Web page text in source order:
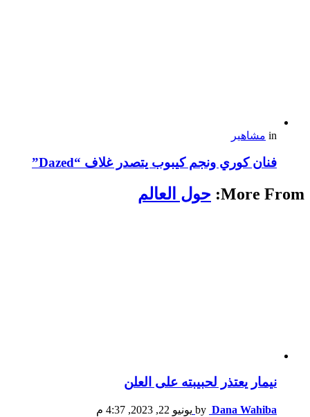
in مشاهير
فنان كوري ونجم كيبوب يتصدر غلاف “Dazed”
More From: حول العالم
نيمار يعتذر لحبيبته على العلن
by Dana Wahiba يونيو 22, 2023, 4:37 م